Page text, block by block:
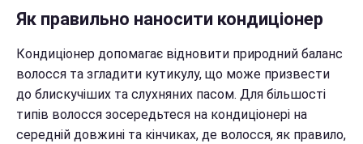
Як правильно наносити кондиціонер
Кондиціонер допомагає відновити природний баланс
волосся та згладити кутикулу, що може призвести
до блискучіших та слухняних пасом. Для більшості
типів волосся зосередьтеся на кондиціонері на
середній довжині та кінчиках, де волосся, як правило,